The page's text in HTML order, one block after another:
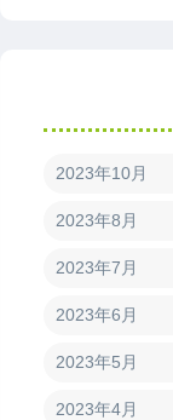
2023年10月
2023年8月
2023年7月
2023年6月
2023年5月
2023年4月